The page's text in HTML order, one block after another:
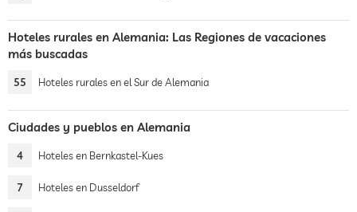
Hoteles rurales en Alemania: Las Regiones de vacaciones
más buscadas
55 Hoteles rurales en el Sur de Alemania
Ciudades y pueblos en Alemania
4 Hoteles en Bernkastel-Kues
7 Hoteles en Dusseldorf